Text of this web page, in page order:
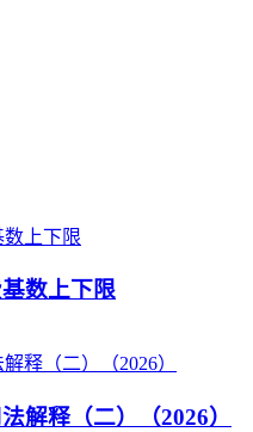
数上下限
解释（二）（2026）